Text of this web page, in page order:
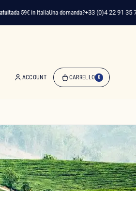
59€ in ItaliaUna domanda?+33 (0)4 22 91 35 75
ACCOUNT CARRELLO 0
Il
Carrello